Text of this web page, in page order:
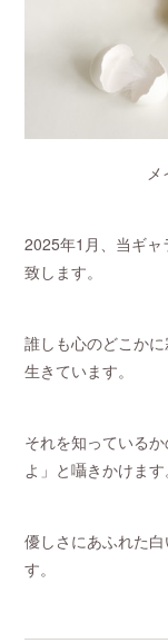
2025年1月、当ギ
致します。
誰しも心のどこか
生きています。
それを知っている
よ」と囁きかけます
優しさにあふれた
す。